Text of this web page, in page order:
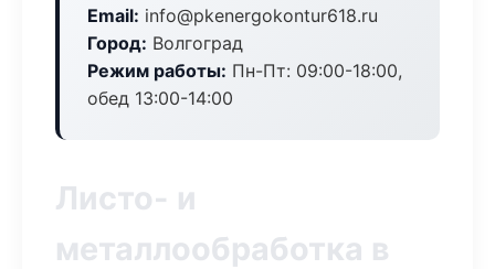
Email: info@pkenergokontur618.ru
Город: Волгоград
Режим работы: Пн-Пт: 09:00-18:00,
обед 13:00-14:00
Листо- и
металлообработка в